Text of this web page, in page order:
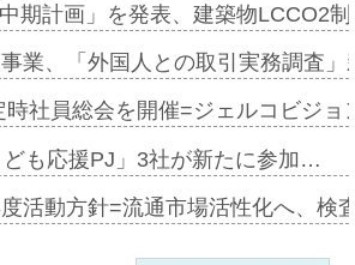
期計画」を発表、建築物LCCO2
業、「外国人との取引実務調査
時社員総会を開催=ジェルコビジ
も応援PJ」3社が新たに参加…
活動方針=流通市場活性化へ、検